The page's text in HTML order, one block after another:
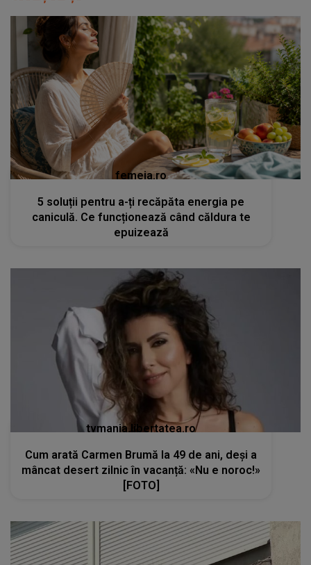
femeia.ro
5 soluții pentru a-ți recăpăta energia pe
caniculă. Ce funcționează când căldura te
epuizează
tvmania.libertatea.ro
Cum arată Carmen Brumă la 49 de ani, deși a
mâncat desert zilnic în vacanță: «Nu e noroc!»
[FOTO]